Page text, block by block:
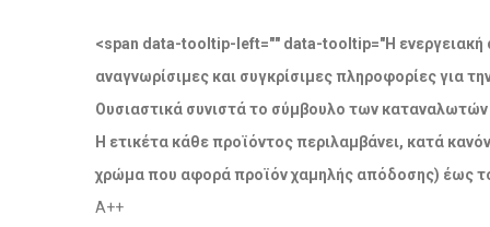
<span data-tooltip-left="" data-tooltip="Η ενεργειακή
αναγνωρίσιμες και συγκρίσιμες πληροφορίες για
Ουσιαστικά συνιστά το σύμβουλο των καταναλωτών
Η ετικέτα κάθε προϊόντος περιλαμβάνει, κατά
χρώμα που αφορά προϊόν χαμηλής απόδοσης) έως
A++